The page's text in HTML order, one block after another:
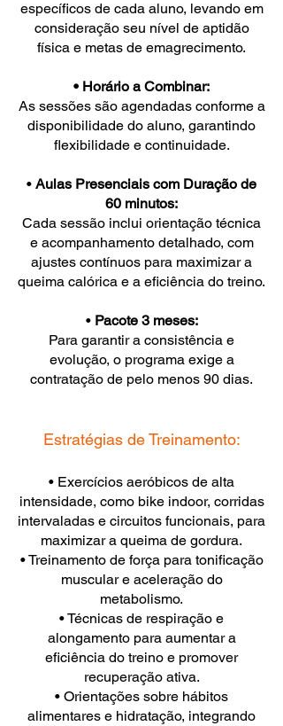
específicos de cada aluno, levando em
consideração seu nível de aptidão
física e metas de emagrecimento.
• Horário a Combinar:
As sessões são agendadas conforme a
disponibilidade do aluno, garantindo
flexibilidade e continuidade.
• Aulas Presenciais com Duração de
60 minutos:
Cada sessão inclui orientação técnica
e acompanhamento detalhado, com
ajustes contínuos para maximizar a
queima calórica e a eficiência do treino.
•Pacote 3 meses:
Para garantir a consistência e
evolução, o programa exige a
contratação de pelo menos 90 dias.
Estratégias de Treinamento:
• Exercícios aeróbicos de alta
intensidade, como bike indoor, corridas
intervaladas e circuitos funcionais, para
maximizar a queima de gordura.
• Treinamento de força para tonificação
muscular e aceleração do
metabolismo.
• Técnicas de respiração e
alongamento para aumentar a
eficiência do treino e promover
recuperação ativa.
• Orientações sobre hábitos
alimentares e hidratação, integrando